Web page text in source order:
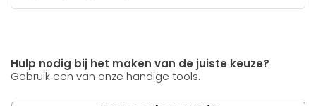
Hulp nodig bij het maken van de juiste keuze?
Gebruik een van onze handige tools.